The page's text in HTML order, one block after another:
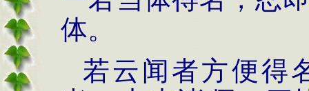
体。
若云闻者方便得